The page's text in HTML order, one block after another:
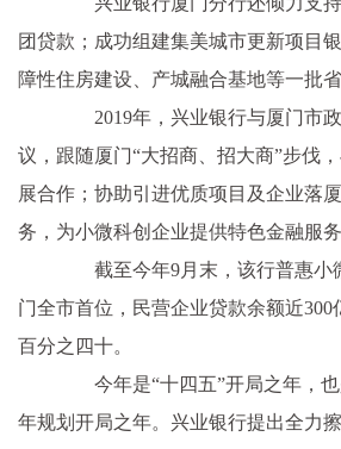
团贷款；成功组建集美城市更新项目
障性住房建设、产城融合基地等一批省
2019年，兴业银行与厦门市政
议，跟随厦门“大招商、招大商”步伐
展合作；协助引进优质项目及企业落
务，为小微科创企业提供特色金融服务
截至今年9月末，该行普惠小
门全市首位，民营企业贷款余额近300
百分之四十。
今年是“十四五”开局之年，也
年规划开局之年。兴业银行提出全力